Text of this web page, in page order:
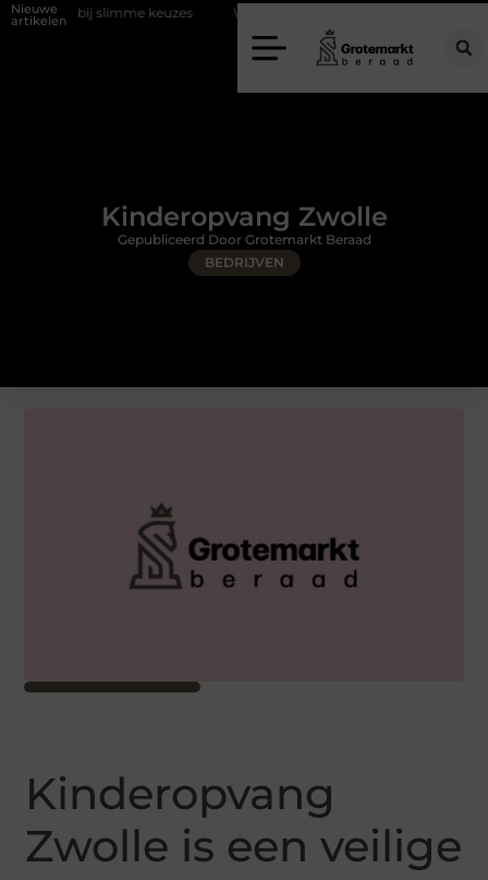
Nieuwe
artikelen
slimme keuzes Waarom kiezen voor een rijschool in Utrecht?
Kinderopvang Zwolle
BEDRIJVEN
Gepubliceerd Door Grotemarkt Beraad
Kinderopvang
Zwolle is een veilige